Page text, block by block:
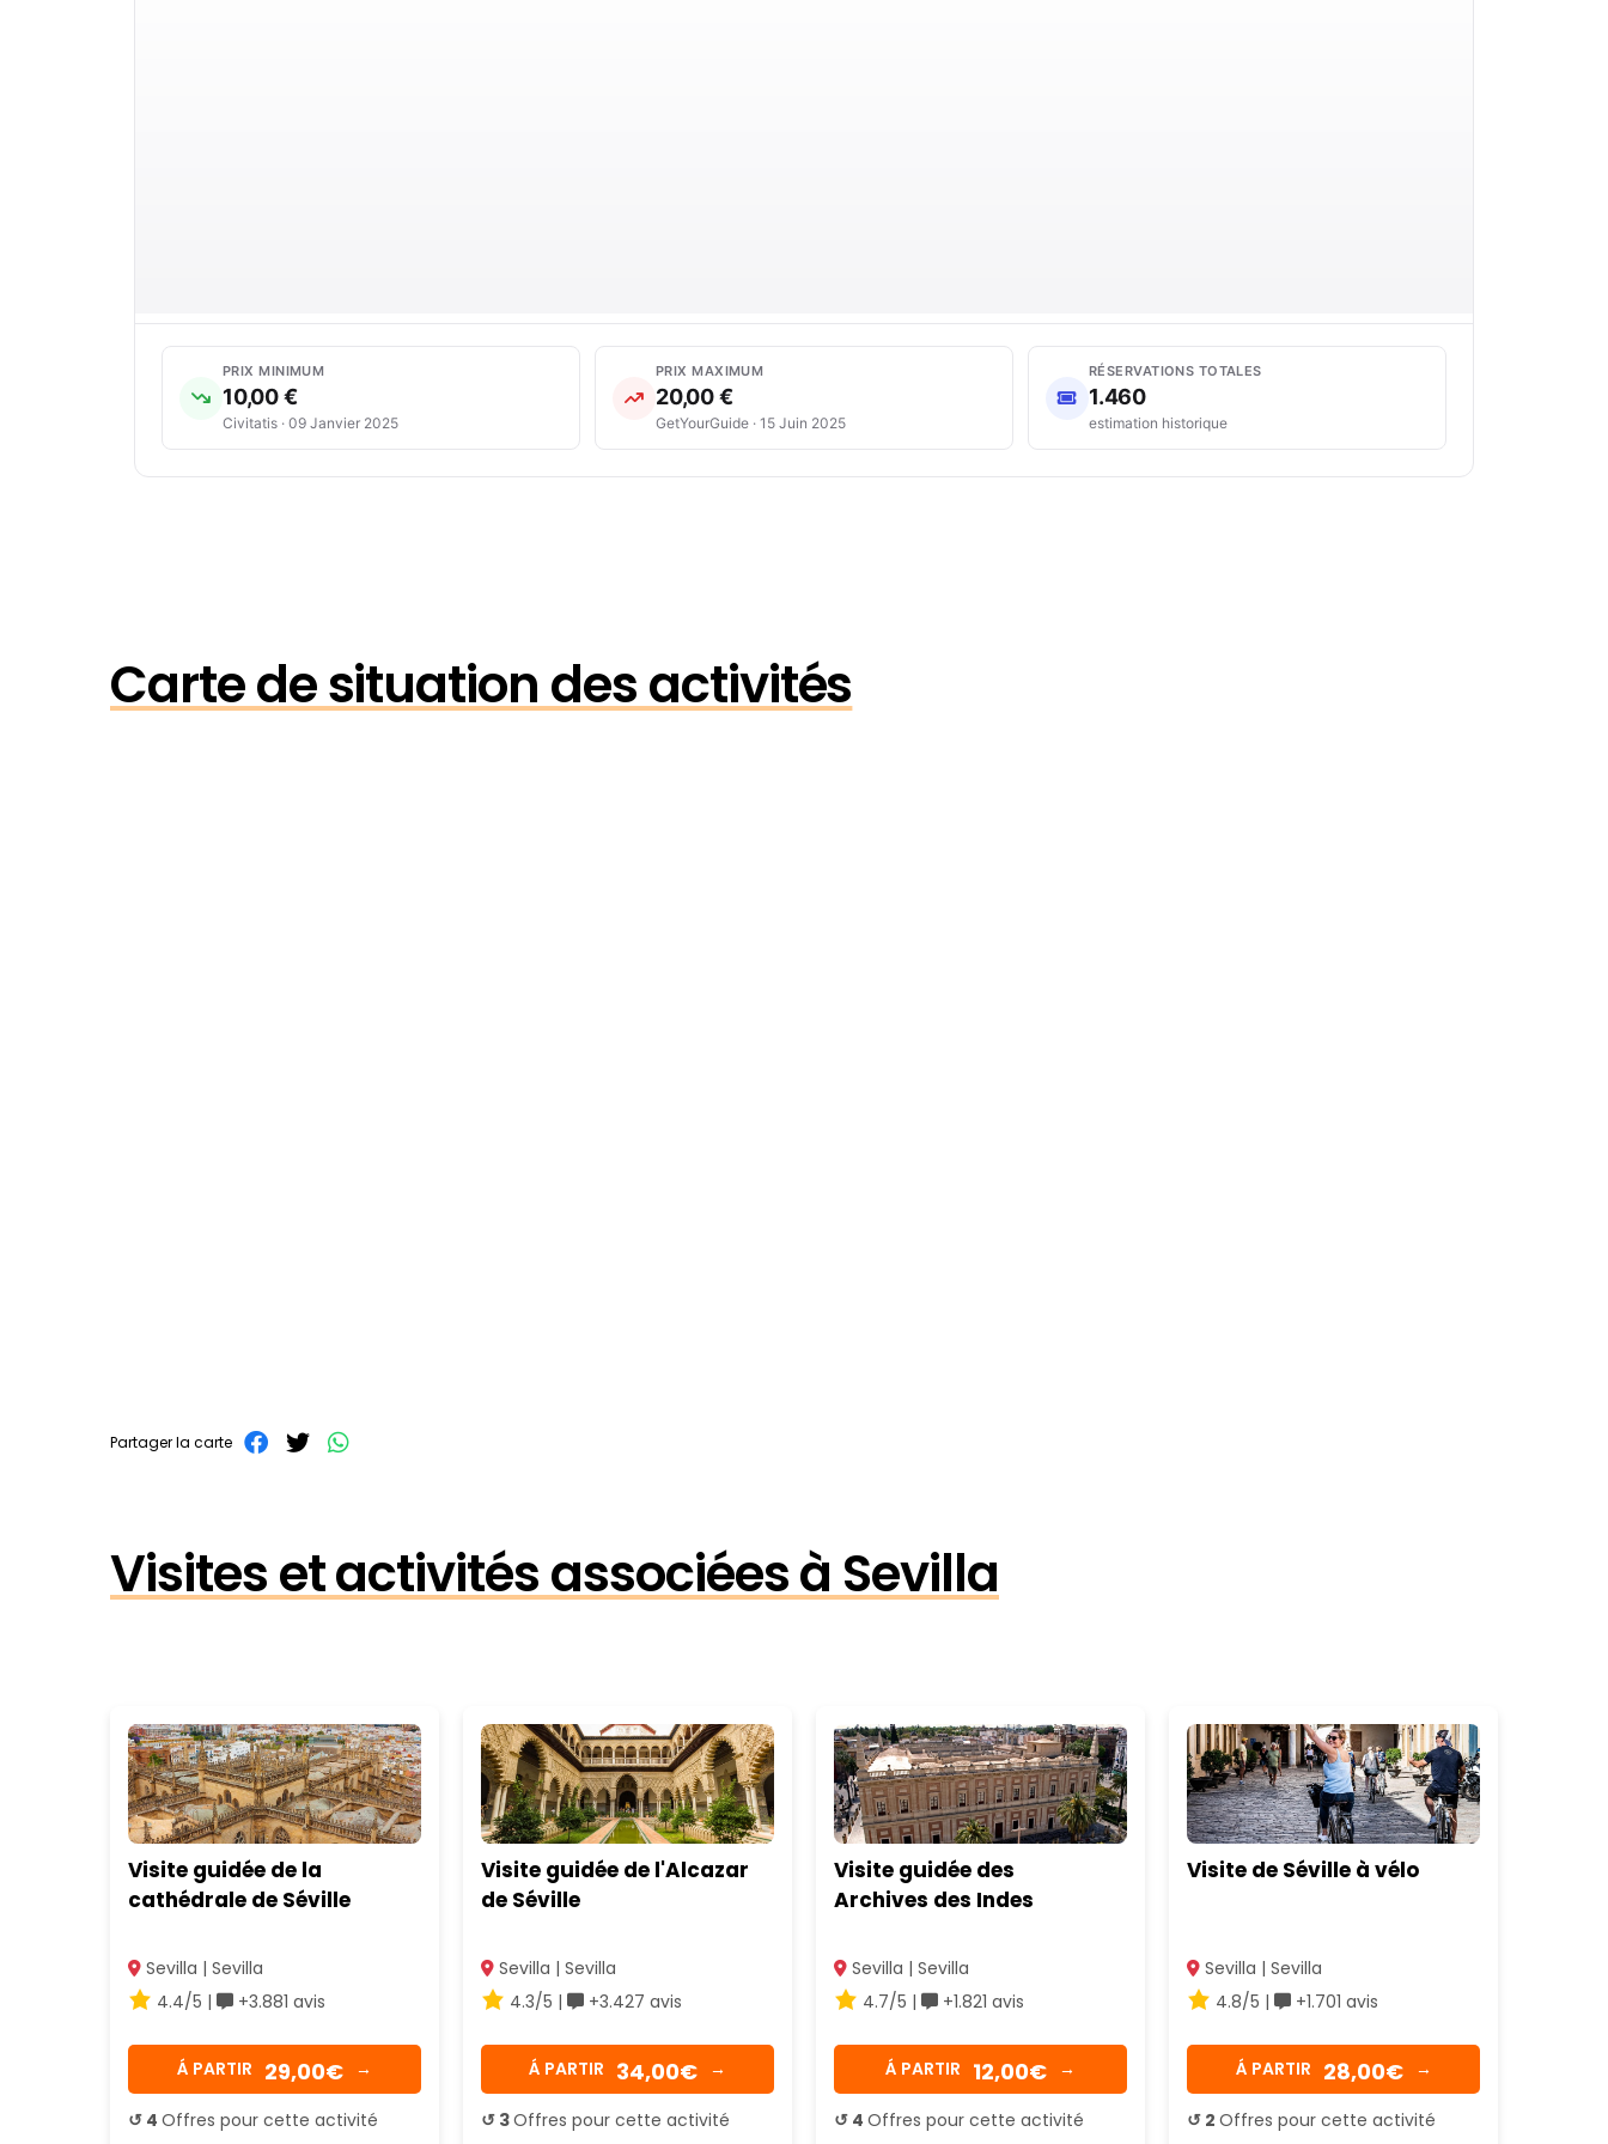
PRIX MINIMUM
10,00 €
Civitatis · 09 Janvier 2025
PRIX MAXIMUM
20,00 €
GetYourGuide · 15 Juin 2025
RÉSERVATIONS TOTALES
1.460
estimation historique
Carte de situation des activités
Partager la carte
Visites et activités associées à Sevilla
Visite guidée de la
cathédrale de Séville
Sevilla | Sevilla
4.4/5 |
+3.881 avis
Á PARTIR 29,00€ →
↺ 4 Offres pour cette activité
Visite guidée de l'Alcazar
de Séville
Sevilla | Sevilla
4.3/5 |
+3.427 avis
Á PARTIR 34,00€ →
↺ 3Offres pour cette activité
Visite guidée des
Archives des Indes
Sevilla | Sevilla
4.7/5 |
+1.821 avis
Á PARTIR 12,00€ →
↺ 4 Offres pour cette activité
Visite de Séville à vélo
Sevilla | Sevilla
4.8/5 |
+1.701 avis
Á PARTIR 28,00€ →
↺ 2 Offres pour cette activité